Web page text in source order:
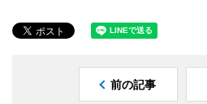
前の記事